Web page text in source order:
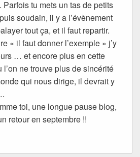
Parfois tu mets un tas de petits
soudain, il y a l’évènement
tout ça, et il faut repartir.
« il faut donner l’exemple » j’y
… et encore plus en cette
l’on ne trouve plus de sincérité
qui nous dirige, il devrait y
toi, une longue pause blog,
retour en septembre !!